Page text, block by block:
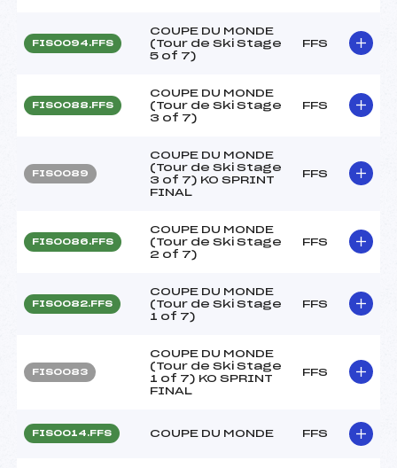
FIS0094.FFS
COUPE DU MONDE
(Tour de Ski Stage
5 of 7)
FFS
FIS0088.FFS
COUPE DU MONDE
(Tour de Ski Stage
3 of 7)
FFS
FIS0089
COUPE DU MONDE
(Tour de Ski Stage
3 of 7) KO SPRINT
FINAL
FFS
FIS0086.FFS
COUPE DU MONDE
(Tour de Ski Stage
2 of 7)
FFS
FIS0082.FFS
COUPE DU MONDE
(Tour de Ski Stage
1 of 7)
FFS
FIS0083
COUPE DU MONDE
(Tour de Ski Stage
1 of 7) KO SPRINT
FINAL
FFS
FIS0014.FFS COUPE DU MONDE FFS